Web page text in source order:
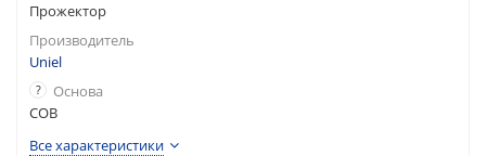
Прожектор
Производитель
Uniel
?
Основа
COB
Все характеристики